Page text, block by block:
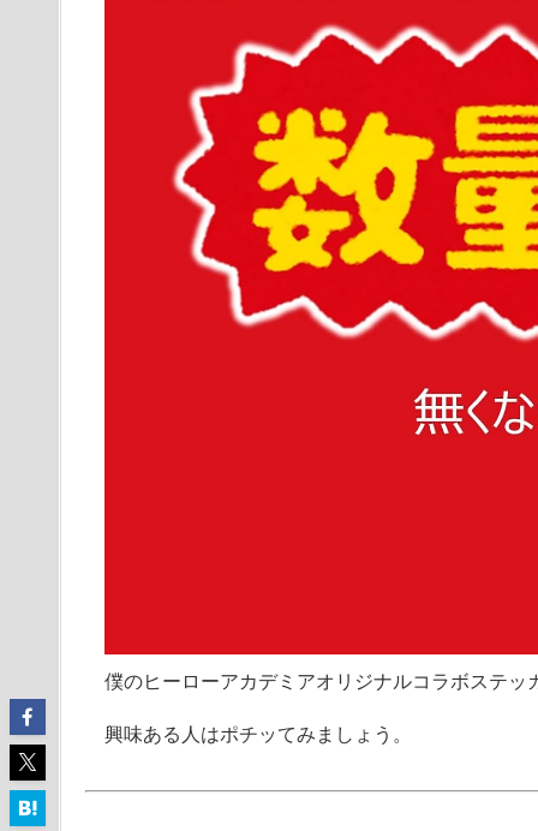
僕のヒーローアカデミアオリジナルコラボステッ
興味ある人はポチッてみましょう。